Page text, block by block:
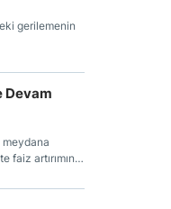
gerilemenin
Devam
meydana
faiz artırımına